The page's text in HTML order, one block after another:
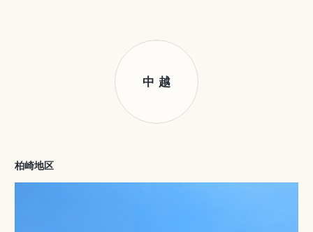
中越
柏崎地区